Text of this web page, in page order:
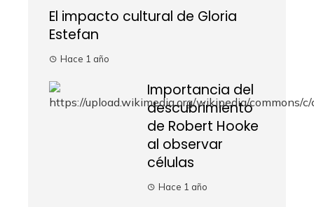
El impacto cultural de Gloria
Estefan
Hace 1 año
Importancia del
descubrimiento
de Robert Hooke
al observar
células
Hace 1 año